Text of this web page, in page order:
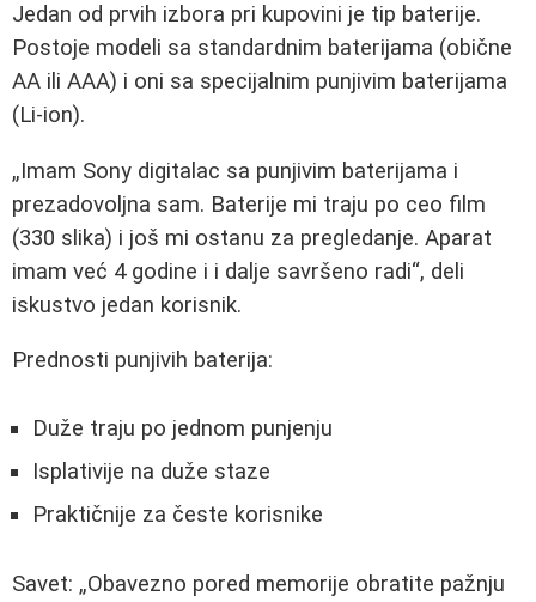
Jedan od prvih izbora pri kupovini je tip baterije.
Postoje modeli sa standardnim baterijama (obične
AA ili AAA) i oni sa specijalnim punjivim baterijama
(Li-ion).
Imam Sony digitalac sa punjivim baterijama i
prezadovoljna sam. Baterije mi traju po ceo film
(330 slika) i još mi ostanu za pregledanje. Aparat
imam već 4 godine i i dalje savršeno radi , deli
iskustvo jedan korisnik.
Prednosti punjivih baterija:
Duže traju po jednom punjenju
Isplativije na duže staze
Praktičnije za česte korisnike
Savet:
Obavezno pored memorije obratite pažnju